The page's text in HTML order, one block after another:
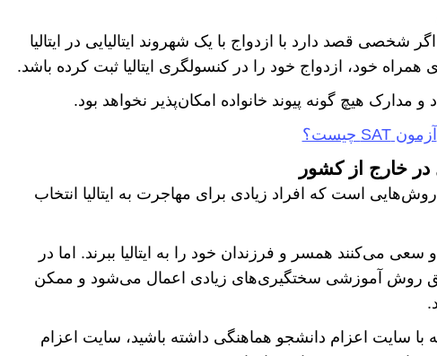
شخصی قصد دارد با ازدواج با یک شهروند ایتالیایی در ایتالیا
همراه خود، ازدواج خود را در کنسولگری ایتالیا ثبت کرده باشد.
مدارک هیچ گونه پیوند خانواده امکان‌پذیر نخواهد بود.
آزمون SAT چیست؟
در خارج از کشور
است که افراد زیادی برای مهاجرت به ایتالیا انتخاب
سعی می‌کنند همسر و فرزندان خود را به ایتالیا ببرند. اما در
طریق روش آموزشی سختگیری‌های زیادی اعمال می‌شود و ممکن
با سایت اعزام دانشجو هماهنگی داشته باشید، سایت اعزام